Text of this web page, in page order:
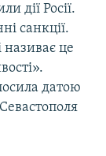
дії Росії.
санкції.
називає це
датою